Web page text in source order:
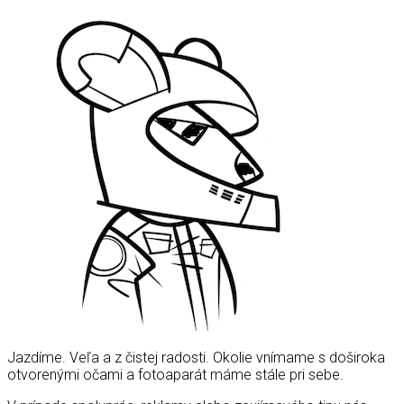
Jazdíme. Veľa a z čistej radosti. Okolie vnímame s doširoka
otvorenými očami a fotoaparát máme stále pri sebe.